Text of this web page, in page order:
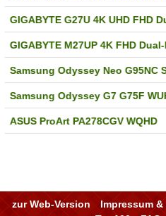
GIGABYTE G27U 4K UHD FHD
GIGABYTE M27UP 4K FHD
Samsung Odyssey Neo G95NC
Samsung Odyssey G7 G75F
ASUS ProArt PA278CGV WQHD
zur Web-Version Impressum